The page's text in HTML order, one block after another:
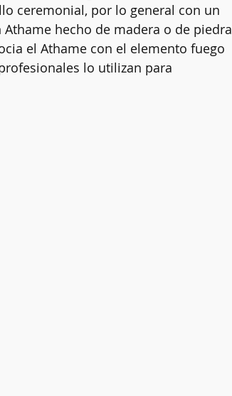
energéticas Altar Rituales
ceremonial, por lo general con un
hecho de madera o de piedra
el Athame con el elemento fuego
lo utilizan para